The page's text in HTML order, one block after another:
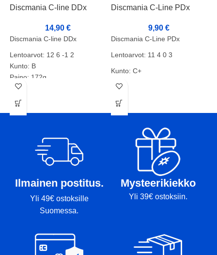
Discmania C-line DDx
14,90 €
Discmania C-line DDx
Lentoarvot: 12 6 -1 2
Kunto: B
Paino: 172g
Tussit: Pohja
Discmania C-Line PDx
9,90€
Discmania C-Line PDx
Lentoarvot: 11 4 0 3
Kunto: C+
Paino: 167g
Tussit: Pohja
Ilmainen postitus.
Yli 49€ ostoksille
Suomessa.
Mysteerikiekko
Yli 39€ ostoksiin.